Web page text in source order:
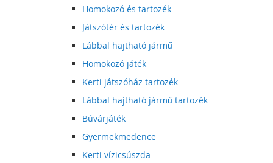
Homokozó és tartozék
Játszótér és tartozék
Lábbal hajtható jármű
Homokozó játék
Kerti játszóház tartozék
Lábbal hajtható jármű tartozék
Búvárjáték
Gyermekmedence
Kerti vízicsúszda